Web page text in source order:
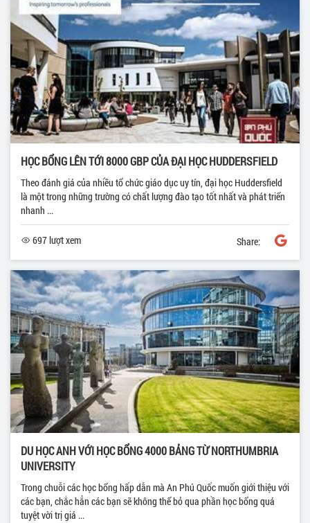
HỌC BỔNG LÊN TỚI 8000 GBP CỦA ĐẠI HỌC HUDDERSFIELD
Theo đánh giá của nhiều tổ chức giáo dục uy tín, đại học Huddersfield
là một trong những trường có chất lượng đào tạo tốt nhất và phát triển
nhanh ...
697 lượt xem Share:
DU HỌC ANH VỚI HỌC BỔNG 4000 BẢNG TỪ NORTHUMBRIA
UNIVERSITY
Trong chuỗi các học bổng hấp dẫn mà An Phú Quốc muốn giới thiệu với
các bạn, chắc hẳn các bạn sẽ không thể bỏ qua phần học bổng quá
tuyệt vời trị giá ...